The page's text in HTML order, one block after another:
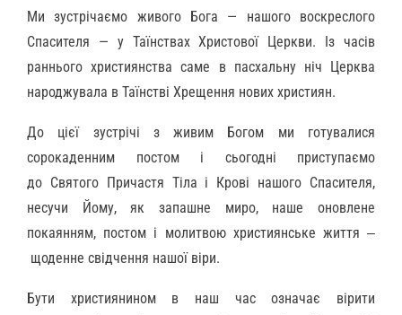
Ми зустрічаємо живого Бога — нашого воскреслого
Спасителя — у Таїнствах Христової Церкви. Із часів
раннього християнства саме в пасхальну ніч Церква
народжувала в Таїнстві Хрещення нових християн.
До цієї зустрічі з живим Богом ми готувалися
сорокаденним постом і сьогодні приступаємо
до Святого Причастя Тіла і Крові нашого Спасителя,
несучи Йому, як запашне миро, наше оновлене
покаянням, постом і молитвою християнське життя ‒
щоденне свідчення нашої віри.
Бути християнином в наш час означає вірити